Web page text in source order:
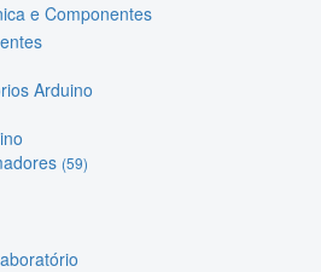
e Componentes
Arduino
(59)